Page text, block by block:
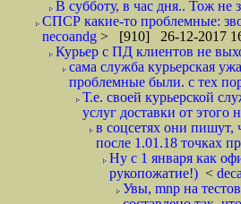
В субботу, в час дня.. Тож
СПСР какие-то проблемные:
necoandg > [910] 26-12-2017
Курьер с ПД клиентов не
сама служба курьерская
проблемные были. с тех
Т.е. своей курьерской
услуг доставки от
в соцсетях они
после 1.01.18 точках
Ну с 1 января как
рукопожатие!) <
Увы, mnp на